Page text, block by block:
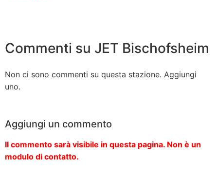
Commenti su JET Bischofsheim
Non ci sono commenti su questa stazione. Aggiungi
uno.
Aggiungi un commento
Il commento sarà visibile in questa pagina. Non è un
modulo di contatto.